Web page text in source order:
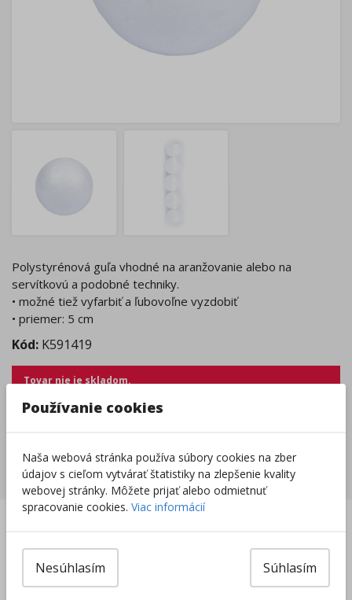
Polystyrénová guľa vhodné na aranžovanie alebo na
servítkovú a podobné techniky.
• možné tiež vyfarbiť a ľubovoľne vyzdobiť
• priemer: 5 cm
Kód: K591419
Tovar nie je skladom.
Zobraziť dostupnosť v predajniach
Súvisiace produkty
Používanie cookies
Naša webová stránka používa súbory cookies na zber
údajov s cieľom vytvárať štatistiky na zlepšenie kvality
webovej stránky. Môžete prijať alebo odmietnuť
spracovanie cookies. Viac informácií
Súhlasím
Nesúhlasím